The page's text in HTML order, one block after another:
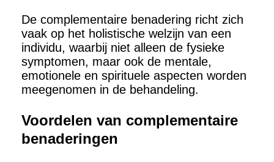
De complementaire benadering richt zich
vaak op het holistische welzijn van een
individu, waarbij niet alleen de fysieke
symptomen, maar ook de mentale,
emotionele en spirituele aspecten worden
meegenomen in de behandeling.
Voordelen van complementaire
benaderingen